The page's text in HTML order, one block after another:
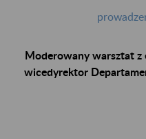
Moderowany warsztat z
wicedyrektor